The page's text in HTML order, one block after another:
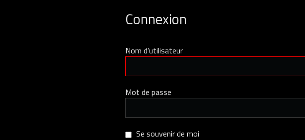
Connexion
Nom d’utilisateur
Mot de passe
Se souvenir de moi